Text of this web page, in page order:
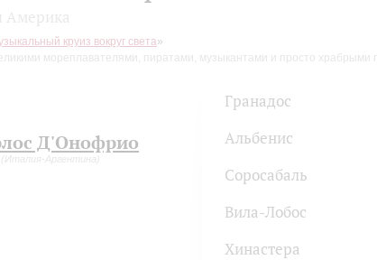
круиз вокруг света»
мореплавателями, пиратами, музыкантами и просто храбрыми
Д'Онофрио
Аргентина)
Гранадос
Альбенис
Соросабаль
Вила-Лобос
Хинастера